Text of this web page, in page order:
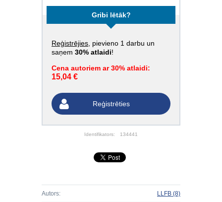
Gribi lētāk?
Reģistrējies , pievieno 1 darbu un
saņem 30% atlaidi!
Cena autoriem ar 30% atlaidi:
15,04 €
Reģistrēties
Identifikators: 134441
Autors: LLFB (8)